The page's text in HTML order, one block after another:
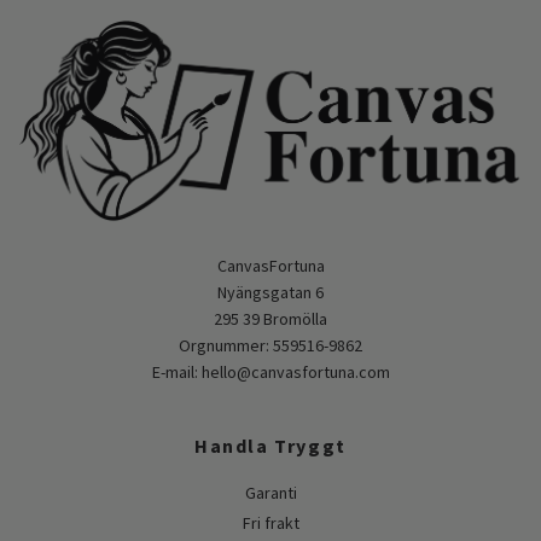
CanvasFortuna
Nyängsgatan 6
295 39 Bromölla
Orgnummer: 559516-9862
E-mail: hello@canvasfortuna.com
Handla Tryggt
Garanti
Fri frakt